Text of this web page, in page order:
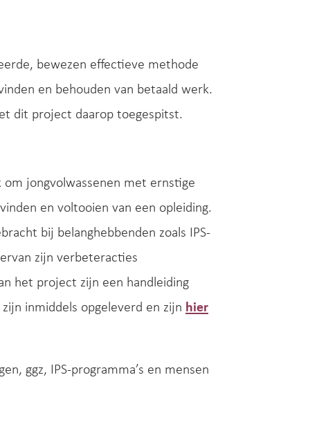
bewezen effectieve methode
en behouden van betaald werk.
dit project daarop toegespitst.
jongvolwassenen met ernstige
en voltooien van een opleiding.
bij belanghebbenden zoals IPS-
zijn verbeteracties
het project zijn een handleiding
inmiddels opgeleverd en zijn hier
ggz, IPS-programma’s en mensen